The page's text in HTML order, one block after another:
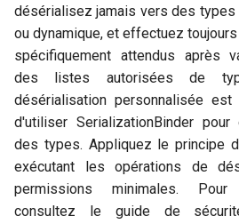
désérialisez jamais vers des types
ou dynamique, et effectuez
spécifiquement attendus après
des listes autorisées de
désérialisation personnalisée
d'utiliser SerializationBinder
des types. Appliquez le principe
exécutant les opérations de
permissions minimales. Pour
consultez le guide de